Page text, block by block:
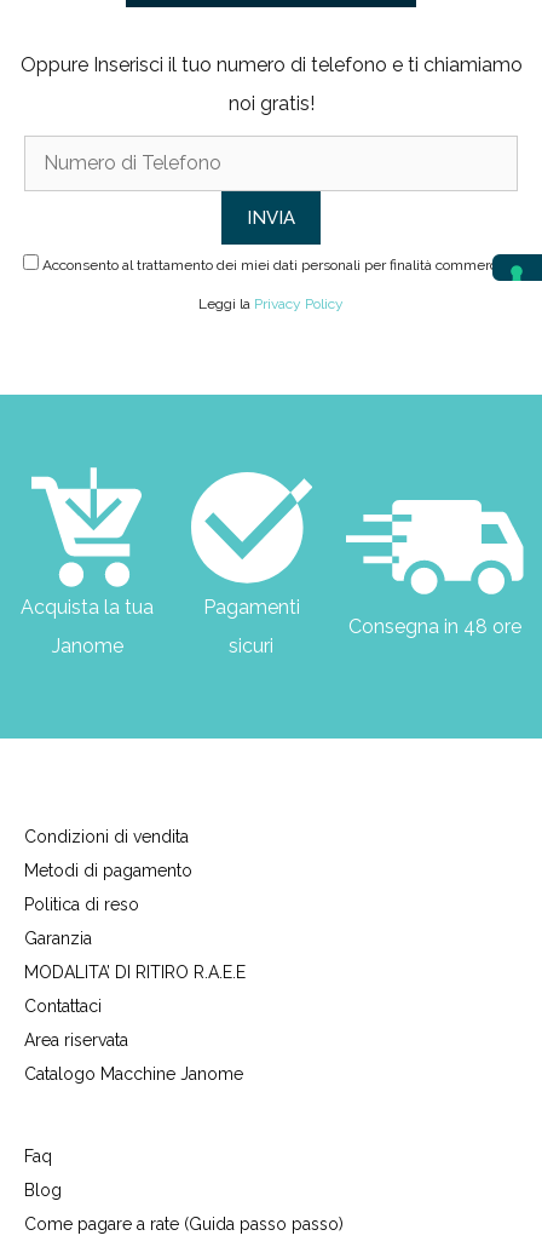
Oppure Inserisci il tuo numero di telefono e ti chiamiamo
noi gratis!
Acconsento al trattamento dei miei dati personali per finalità commerciali.
Leggi la Privacy Policy
Acquista la tua
Janome
Pagamenti
sicuri
Consegna in 48 ore
Condizioni di vendita
Metodi di pagamento
Politica di reso
Garanzia
MODALITA’ DI RITIRO R.A.E.E
Contattaci
Area riservata
Catalogo Macchine Janome
Faq
Blog
Come pagare a rate (Guida passo passo)